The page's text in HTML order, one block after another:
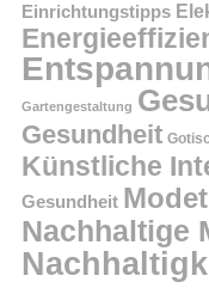
Einrichtungstipps
Gartengestaltung
Gesundheit
Künstliche
Gesundheit
Nachhaltige